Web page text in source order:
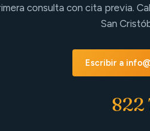
consulta con cita previa.
San
Escribir a
822